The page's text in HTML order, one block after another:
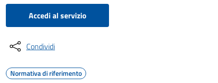
Accedi al servizio
Condividi
Normativa di riferimento